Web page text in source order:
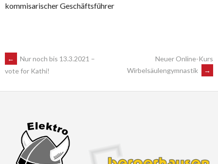
kommisarischer Geschäftsführer
POST
NAVIGATION
←
Nur noch bis 13.3.2021 –
vote for Kathi!
Neuer Online-Kurs
Wirbelsäulengymnastik
→